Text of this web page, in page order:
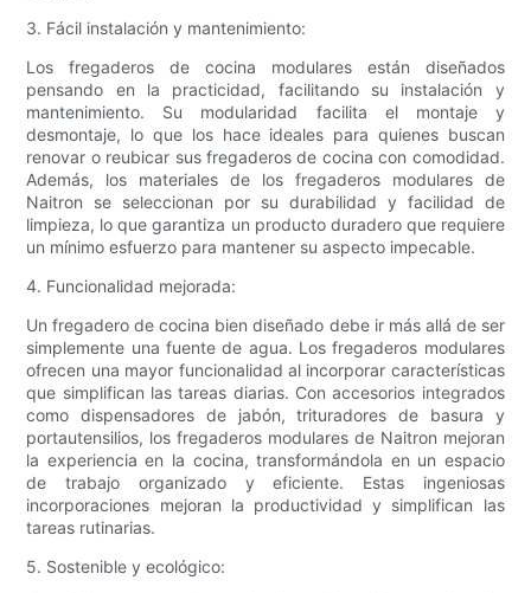
3. Fácil instalación y mantenimiento:
Los fregaderos de cocina modulares están diseñados
pensando en la practicidad, facilitando su instalación y
mantenimiento. Su modularidad facilita el montaje y
desmontaje, lo que los hace ideales para quienes buscan
renovar o reubicar sus fregaderos de cocina con comodidad.
Además, los materiales de los fregaderos modulares de
Naitron se seleccionan por su durabilidad y facilidad de
limpieza, lo que garantiza un producto duradero que requiere
un mínimo esfuerzo para mantener su aspecto impecable.
4. Funcionalidad mejorada:
Un fregadero de cocina bien diseñado debe ir más allá de ser
simplemente una fuente de agua. Los fregaderos modulares
ofrecen una mayor funcionalidad al incorporar características
que simplifican las tareas diarias. Con accesorios integrados
como dispensadores de jabón, trituradores de basura y
portautensilios, los fregaderos modulares de Naitron mejoran
la experiencia en la cocina, transformándola en un espacio
de trabajo organizado y eficiente. Estas ingeniosas
incorporaciones mejoran la productividad y simplifican las
tareas rutinarias.
5. Sostenible y ecológico: